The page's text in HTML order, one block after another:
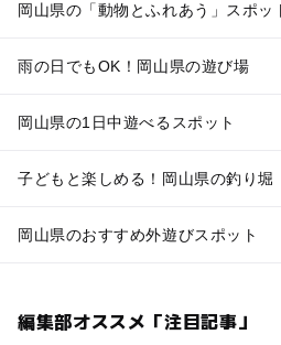
岡山県の「動物とふれあう」スポッ
雨の日でもOK！岡山県の遊び場
岡山県の1日中遊べるスポット
子どもと楽しめる！岡山県の釣り堀
岡山県のおすすめ外遊びスポット
編集部オススメ「注目記事」